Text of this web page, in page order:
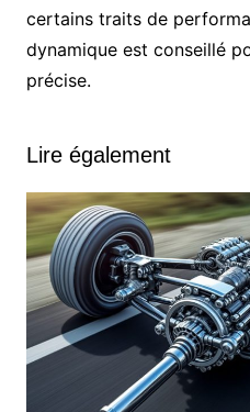
certains traits de
dynamique est conseillé
précise.
Lire également